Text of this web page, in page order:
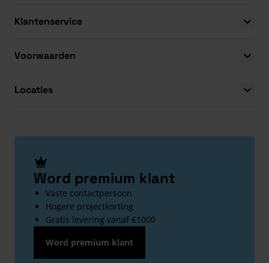
Klantenservice
Voorwaarden
Locaties
Word premium klant
Vaste contactpersoon
Hogere projectkorting
Gratis levering vanaf €1000
Word premium klant